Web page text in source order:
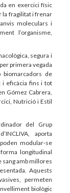
en exercici físic
la fragilitat i frenar
moleculars i
l’organisme,
segura i
primera vegada
de
i eficàcia fins i tot
Gómez Cabrera,
Nutrició i Estil
del Grup
aporta
modular-se
longitudinal
amb millores
Aquests
permeten
biològic